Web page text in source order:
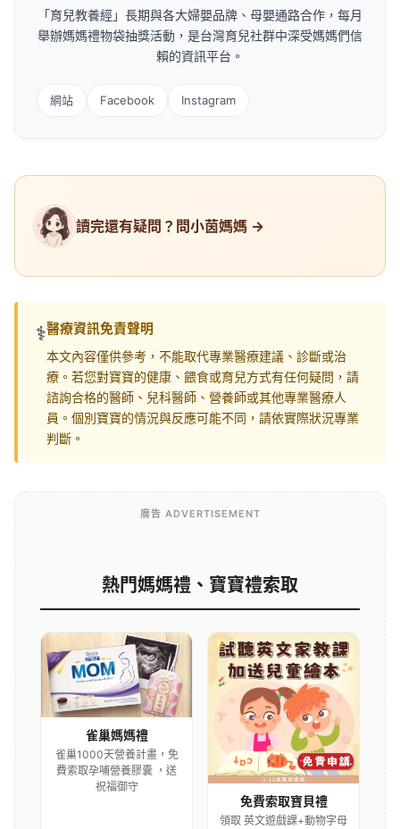
「育兒教養經」長期與各大婦嬰品牌、母嬰通路合作，每月
舉辦媽媽禮物袋抽獎活動，是台灣育兒社群中深受媽媽們信
賴的資訊平台。
網站 Facebook Instagram
讀完還有疑問？問小茵媽媽 →
⚕️醫療資訊免責聲明
本文內容僅供參考，不能取代專業醫療建議、診斷或治
療。若您對寶寶的健康、餵食或育兒方式有任何疑問，請
諮詢合格的醫師、兒科醫師、營養師或其他專業醫療人
員。個別寶寶的情況與反應可能不同，請依實際狀況專業
判斷。
廣告 ADVERTISEMENT
熱門媽媽禮、寶寶禮索取
雀巢媽媽禮
雀巢1000天營養計畫，免
費索取孕哺營養膠囊 ，送
祝福御守
免費索取寶貝禮
領取 英文遊戲課+動物字母